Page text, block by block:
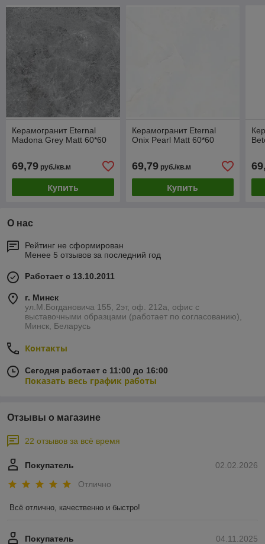
Керамогранит Eternal
Madona Grey Matt 60*60
69,79 руб./кв.м
Купить
Керамогранит Eternal
Onix Pearl Matt 60*60
69,79руб./кв.м
Купить
О нас
Рейтинг не сформирован
Менее 5 отзывов за последний год
Работает с 13.10.2011
г. Минск
ул.М.Богдановича 155, 2эт, оф. 212а, офис с
выставочными образцами (работает по согласованию),
Минск, Беларусь
Контакты
Сегодня работает с 11:00 до 16:00
Показать весь график работы
Отзывы о магазине
22 отзывов за всё время
02.02.2026
Покупатель
Отлично
Всё отлично, качественно и быстро!
04.11.2025
Покупатель